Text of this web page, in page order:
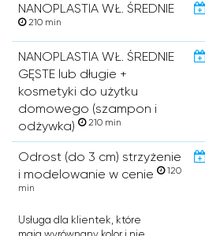
NANOPLASTIA WŁ. ŚREDNIE
210 min
NANOPLASTIA WŁ. ŚREDNIE
GĘSTE lub długie +
kosmetyki do użytku
domowego (szampon i
odżywka)
210 min
Odrost (do 3 cm) strzyżenie
i modelowanie w cenie
120
min
Usługa dla klientek, które